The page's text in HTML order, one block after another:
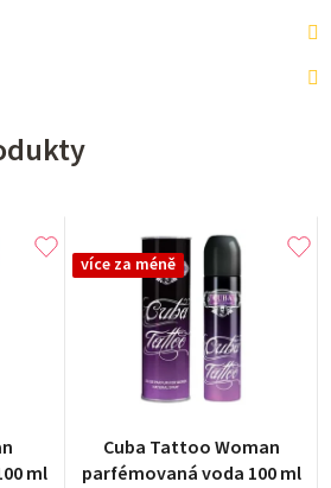
ml
více za méně
Cuba Tattoo Woman
parfémovaná voda 100 ml